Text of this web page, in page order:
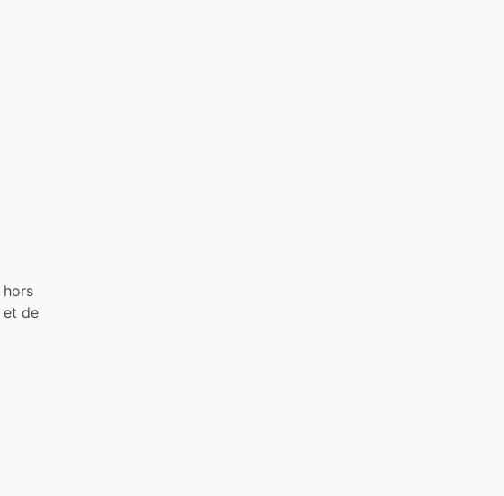
hors
et de